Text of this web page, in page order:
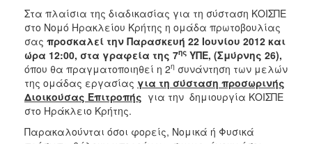
Στα πλαίσια της διαδικασίας για τη σύσταση ΚΟΙΣΠΕ
στο Νομό Ηρακλείου Κρήτης η ομάδα πρωτοβουλίας
σας προσκαλεί την Παρασκευή 22 Ιουνίου 2012 και
ώρα 12:00, στα γραφεία της 7ης ΥΠΕ, (Σμύρνης 26),
όπου θα πραγματοποιηθεί η 2η συνάντηση των μελών
της ομάδας εργασίας για τη σύσταση προσωρινής
Διοικούσας Επιτροπής για την δημιουργία ΚΟΙΣΠΕ
στο Ηράκλειο Κρήτης.
Παρακαλούνται όσοι φορείς, Νομικά ή Φυσικά